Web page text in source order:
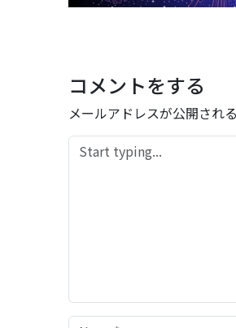
コメントをする
メールアドレスが公開され